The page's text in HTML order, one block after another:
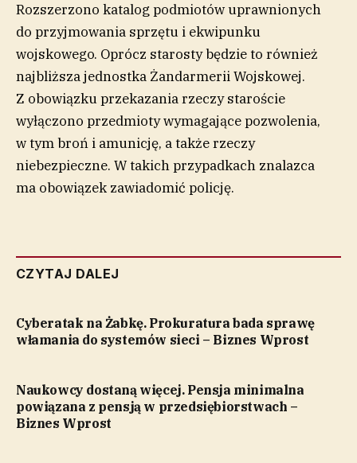
Rozszerzono katalog podmiotów uprawnionych
do przyjmowania sprzętu i ekwipunku
wojskowego. Oprócz starosty będzie to również
najbliższa jednostka Żandarmerii Wojskowej.
Z obowiązku przekazania rzeczy staroście
wyłączono przedmioty wymagające pozwolenia,
w tym broń i amunicję, a także rzeczy
niebezpieczne. W takich przypadkach znalazca
ma obowiązek zawiadomić policję.
CZYTAJ DALEJ
Cyberatak na Żabkę. Prokuratura bada sprawę
włamania do systemów sieci – Biznes Wprost
Naukowcy dostaną więcej. Pensja minimalna
powiązana z pensją w przedsiębiorstwach –
Biznes Wprost